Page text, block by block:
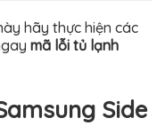
hãy thực hiện các
mã lỗi tủ lạnh
Side